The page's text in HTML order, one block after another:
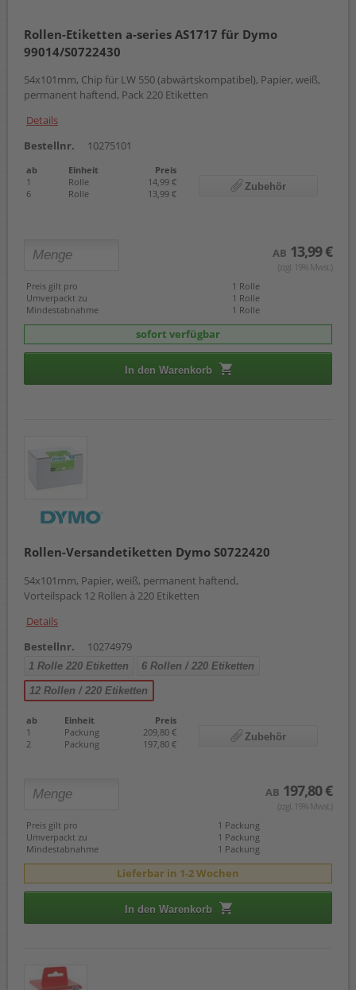
59 x 102 mm
62 mm x 30,48 m
62 x 29 mm
104 x 159 mm
Rollen-Etiketten a-series AS1717 für Dymo
99014/S0722430
54x101mm, Chip für LW 550 (abwärtskompatibel), Papier, weiß,
permanent haftend, Pack 220 Etiketten
Details
Bestellnr.
10275101
ab Einheit
Preis
1
Rolle
14,99 €
6
Rolle 13,99 €
Zubehör
AB 13,99 €
(zzgl. 19% Mwst.)
Preis gilt pro
1 Rolle
Umverpackt zu
1 Rolle
Mindestabnahme
1 Rolle
sofort verfügbar
In den Warenkorb
Rollen-Versandetiketten Dymo S0722420
54x101mm, Papier, weiß, permanent haftend,
Vorteilspack 12 Rollen à 220 Etiketten
Details
Bestellnr.
10274979
1 Rolle 220 Etiketten 6 Rollen / 220 Etiketten
12 Rollen / 220 Etiketten
ab Einheit
Preis
1
Packung
209,80 €
2
Packung 197,80 €
Zubehör
AB 197,80 €
(zzgl. 19% Mwst.)
Preis gilt pro
1 Packung
Umverpackt zu
1 Packung
Mindestabnahme
1 Packung
Lieferbar in 1-2 Wochen
In den Warenkorb